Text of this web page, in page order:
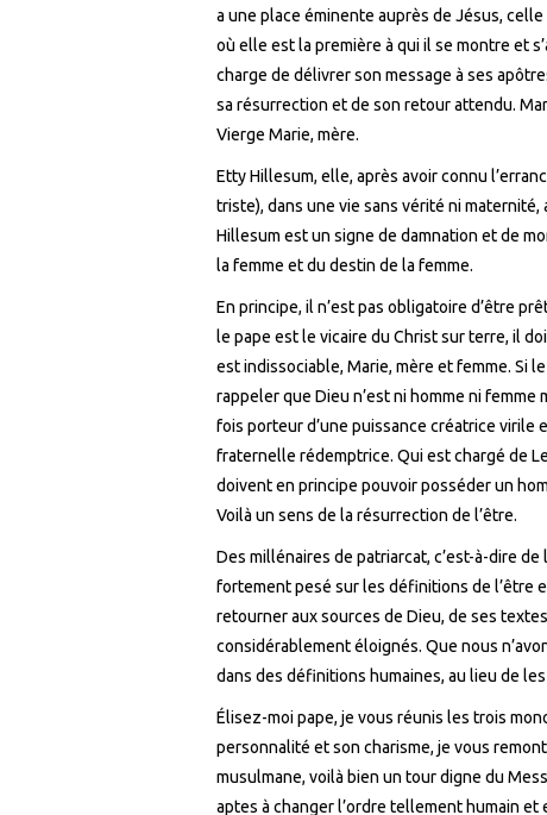
a une place éminente auprès de Jésus,
où elle est la première à qui il se montre et
charge de délivrer son message à ses
sa résurrection et de son retour attendu.
Vierge Marie, mère.
Etty Hillesum, elle, après avoir connu
triste), dans une vie sans vérité ni
Hillesum est un signe de damnation et de
la femme et du destin de la femme.
En principe, il n’est pas obligatoire d’être
le pape est le vicaire du Christ sur terre, il
est indissociable, Marie, mère et femme. Si
rappeler que Dieu n’est ni homme ni femme
fois porteur d’une puissance créatrice virile
fraternelle rédemptrice. Qui est chargé de
doivent en principe pouvoir posséder un
Voilà un sens de la résurrection de l’être.
Des millénaires de patriarcat, c’est-à-dire
fortement pesé sur les définitions de l’être
retourner aux sources de Dieu, de ses
considérablement éloignés. Que nous
dans des définitions humaines, au lieu de
Élisez-moi pape, je vous réunis les trois
personnalité et son charisme, je vous
musulmane, voilà bien un tour digne du
aptes à changer l’ordre tellement humain